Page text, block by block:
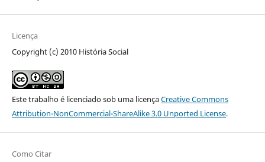
Licença
Copyright (c) 2010 História Social
Este trabalho é licenciado sob uma licençaCreative Commons
Attribution-NonCommercial-ShareAlike 3.0 Unported License.
Como Citar